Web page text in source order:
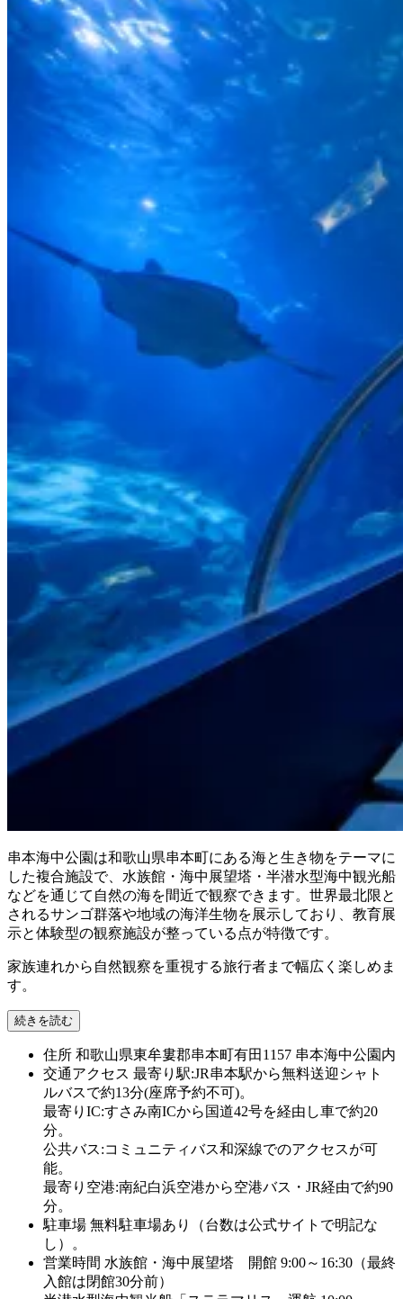
串本海中公園は和歌山県串本町にある海と生き物をテーマに
した複合施設で、水族館・海中展望塔・半潜水型海中観光船
などを通じて自然の海を間近で観察できます。世界最北限と
されるサンゴ群落や地域の海洋生物を展示しており、教育展
示と体験型の観察施設が整っている点が特徴です。
家族連れから自然観察を重視する旅行者まで幅広く楽しめま
す。
続きを読む
住所 和歌山県東牟婁郡串本町有田1157 串本海中公園内
交通アクセス 最寄り駅:JR串本駅から無料送迎シャト
ルバスで約13分(座席予約不可)。
最寄りIC:すさみ南ICから国道42号を経由し車で約20
分。
公共バス:コミュニティバス和深線でのアクセスが可
能。
最寄り空港:南紀白浜空港から空港バス・JR経由で約90
分。
駐車場 無料駐車場あり（台数は公式サイトで明記な
し）。
営業時間 水族館・海中展望塔 開館 9:00～16:30（最終
入館は閉館30分前）